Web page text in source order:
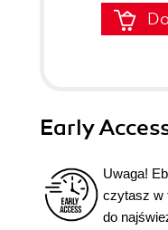
Early
Uwaga!
czytasz w
do